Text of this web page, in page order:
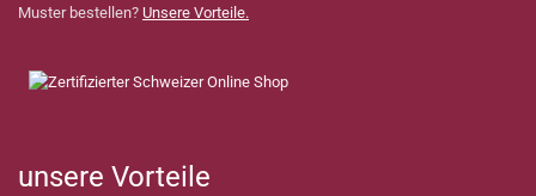
Muster bestellen? Unsere Vorteile.
unsere Vorteile